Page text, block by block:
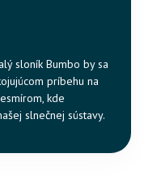
sloník Bumbo by sa
príbehu na
kde
slnečnej sústavy.